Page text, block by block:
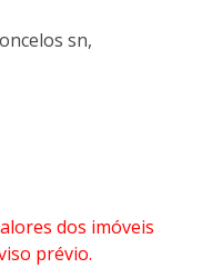
sn,
dos imóveis
prévio.